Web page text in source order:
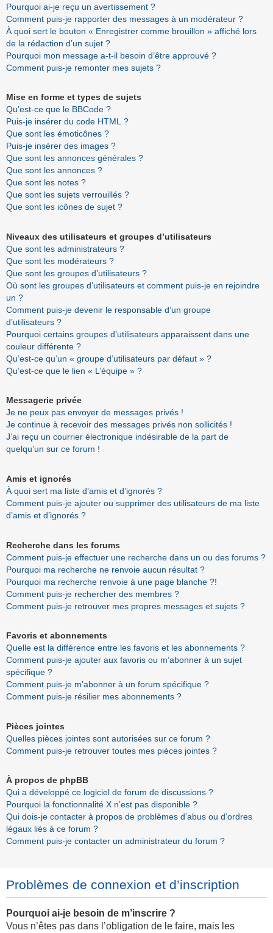
Pourquoi ai-je reçu un avertissement ?
Comment puis-je rapporter des messages à un modérateur ?
À quoi sert le bouton « Enregistrer comme brouillon » affiché lors
de la rédaction d’un sujet ?
Pourquoi mon message a-t-il besoin d’être approuvé ?
Comment puis-je remonter mes sujets ?
Mise en forme et types de sujets
Qu’est-ce que le BBCode ?
Puis-je insérer du code HTML ?
Que sont les émoticônes ?
Puis-je insérer des images ?
Que sont les annonces générales ?
Que sont les annonces ?
Que sont les notes ?
Que sont les sujets verrouillés ?
Que sont les icônes de sujet ?
Niveaux des utilisateurs et groupes d’utilisateurs
Que sont les administrateurs ?
Que sont les modérateurs ?
Que sont les groupes d’utilisateurs ?
Où sont les groupes d’utilisateurs et comment puis-je en rejoindre
un ?
Comment puis-je devenir le responsable d’un groupe
d’utilisateurs ?
Pourquoi certains groupes d’utilisateurs apparaissent dans une
couleur différente ?
Qu’est-ce qu’un « groupe d’utilisateurs par défaut » ?
Qu’est-ce que le lien « L’équipe » ?
Messagerie privée
Je ne peux pas envoyer de messages privés !
Je continue à recevoir des messages privés non sollicités !
J’ai reçu un courrier électronique indésirable de la part de
quelqu’un sur ce forum !
Amis et ignorés
À quoi sert ma liste d’amis et d’ignorés ?
Comment puis-je ajouter ou supprimer des utilisateurs de ma liste
d’amis et d’ignorés ?
Recherche dans les forums
Comment puis-je effectuer une recherche dans un ou des forums ?
Pourquoi ma recherche ne renvoie aucun résultat ?
Pourquoi ma recherche renvoie à une page blanche ?!
Comment puis-je rechercher des membres ?
Comment puis-je retrouver mes propres messages et sujets ?
Favoris et abonnements
Quelle est la différence entre les favoris et les abonnements ?
Comment puis-je ajouter aux favoris ou m’abonner à un sujet
spécifique ?
Comment puis-je m’abonner à un forum spécifique ?
Comment puis-je résilier mes abonnements ?
Pièces jointes
Quelles pièces jointes sont autorisées sur ce forum ?
Comment puis-je retrouver toutes mes pièces jointes ?
À propos de phpBB
Qui a développé ce logiciel de forum de discussions ?
Pourquoi la fonctionnalité X n’est pas disponible ?
Qui dois-je contacter à propos de problèmes d’abus ou d’ordres
légaux liés à ce forum ?
Comment puis-je contacter un administrateur du forum ?
Problèmes de connexion et d’inscription
Pourquoi ai-je besoin de m’inscrire ?
Vous n’êtes pas dans l’obligation de le faire, mais les